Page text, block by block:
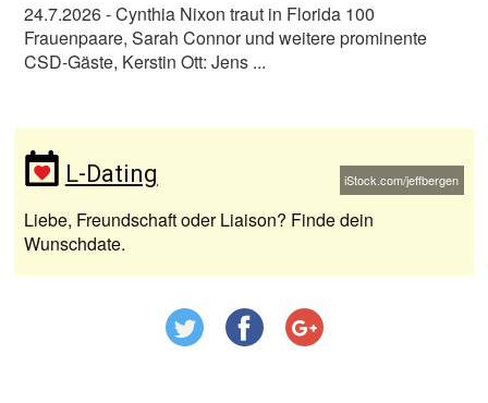
24.7.2026- Cynthia Nixon traut in Florida 100
Frauenpaare, Sarah Connor und weitere prominente
CSD-Gäste, Kerstin Ott: Jens ...
L-Dating iStock.com/jeffbergen
Liebe, Freundschaft oder Liaison? Finde dein
Wunschdate.